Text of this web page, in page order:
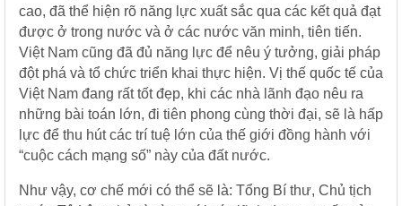
cao, đã thể hiện rõ năng lực xuất sắc qua các kết quả đạt
được ở trong nước và ở các nước văn minh, tiên tiến.
Việt Nam cũng đã đủ năng lực để nêu ý tưởng, giải pháp
đột phá và tổ chức triển khai thực hiện. Vị thế quốc tế của
Việt Nam đang rất tốt đẹp, khi các nhà lãnh đạo nêu ra
những bài toán lớn, đi tiên phong cùng thời đại, sẽ là hấp
lực để thu hút các trí tuệ lớn của thế giới đồng hành với
“cuộc cách mạng số” này của đất nước.
Như vậy, cơ chế mới có thể sẽ là: Tổng Bí thư, Chủ tịch